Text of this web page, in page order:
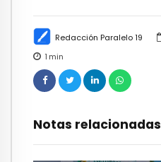
Redacción Paralelo 19
1 min
Notas relacionadas